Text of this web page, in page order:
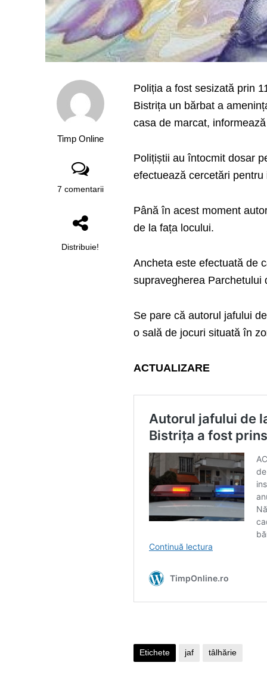
Timp Online
7 comentarii
Distribuie!
Poliția a fost sesizată prin
Bistrița un bărbat a
casa de marcat,
Polițiștii au întocmit dosar
efectuează cercetări
Până în acest moment
de la fața locului.
Ancheta este efectuată de
supravegherea Parchetului
Se pare că autorul jafului
o sală de jocuri situată în
ACTUALIZARE
Etichete jaf tâlhărie